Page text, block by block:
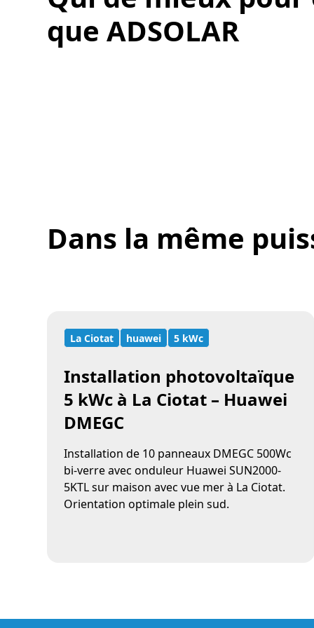
que ADSOLAR
Dans la même
La Ciotat huawei 5 kWc
Installation photovoltaïque
5 kWc à La Ciotat – Huawei
DMEGC
Installation de 10 panneaux DMEGC 500Wc
bi-verre avec onduleur Huawei SUN2000-
5KTL sur maison avec vue mer à La Ciotat.
Orientation optimale plein sud.